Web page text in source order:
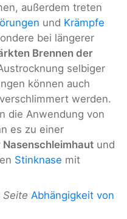
außerdem treten
und Krämpfe
bei längerer
Brennen der
selbiger
können auch
werden.
die Anwendung von
es zu einer
und
Stinknase mit
Seite Abhängigkeit von